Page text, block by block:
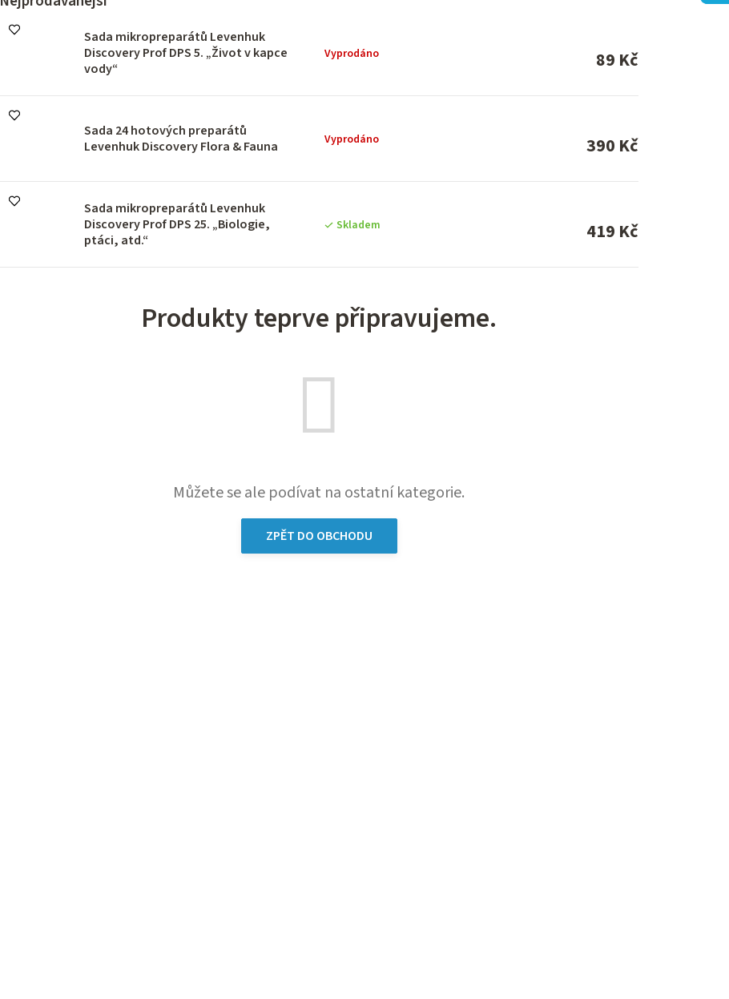
Sada mikropreparátů Levenhuk
Discovery Prof DPS 5. „Život v kapce
vody“
Vyprodáno 89 Kč
Sada 24 hotových preparátů
Levenhuk Discovery Flora & Fauna
Vyprodáno 390 Kč
Sada mikropreparátů Levenhuk
Discovery Prof DPS 25. „Biologie,
ptáci, atd.“
Skladem 419 Kč
Produkty teprve připravujeme.
Můžete se ale podívat na ostatní kategorie.
ZPĚT DO OBCHODU